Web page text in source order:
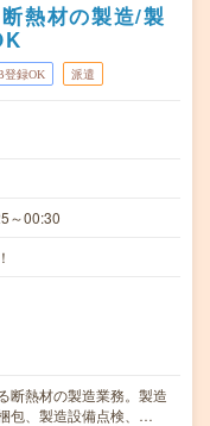
熱材の製造/製
登録OK 派遣
～00:30
断熱材の製造業務。製造
包、製造設備点検、…